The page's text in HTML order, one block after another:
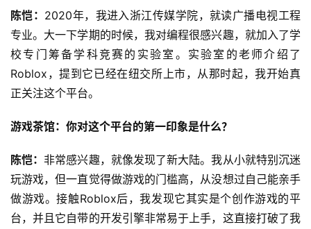
陈恺： 2020年，我进入浙江传媒学院，就读广播电视工程
专业。大一下学期的时候，我对编程很感兴趣，就加入了学
校专门筹备学科竞赛的实验室。实验室的老师介绍了
Roblox，提到它已经在纽交所上市，从那时起，我开始真
正关注这个平台。
游戏茶馆：你对这个平台的第一印象是什么？
陈恺：非常感兴趣，就像发现了新大陆。我从小就特别沉迷
玩游戏，但一直觉得做游戏的门槛高，从没想过自己能亲手
做游戏。接触Roblox后，我发现它其实是个创作游戏的平
台，并且它自带的开发引擎非常易于上手，这直接打破了我